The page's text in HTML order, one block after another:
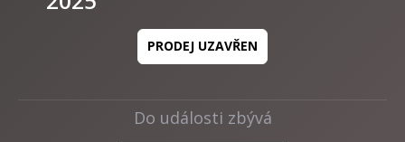
Do události zbývá
PRODEJ UZAVŘEN